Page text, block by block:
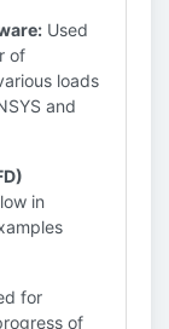
Used
of
loads
and
in
for
of